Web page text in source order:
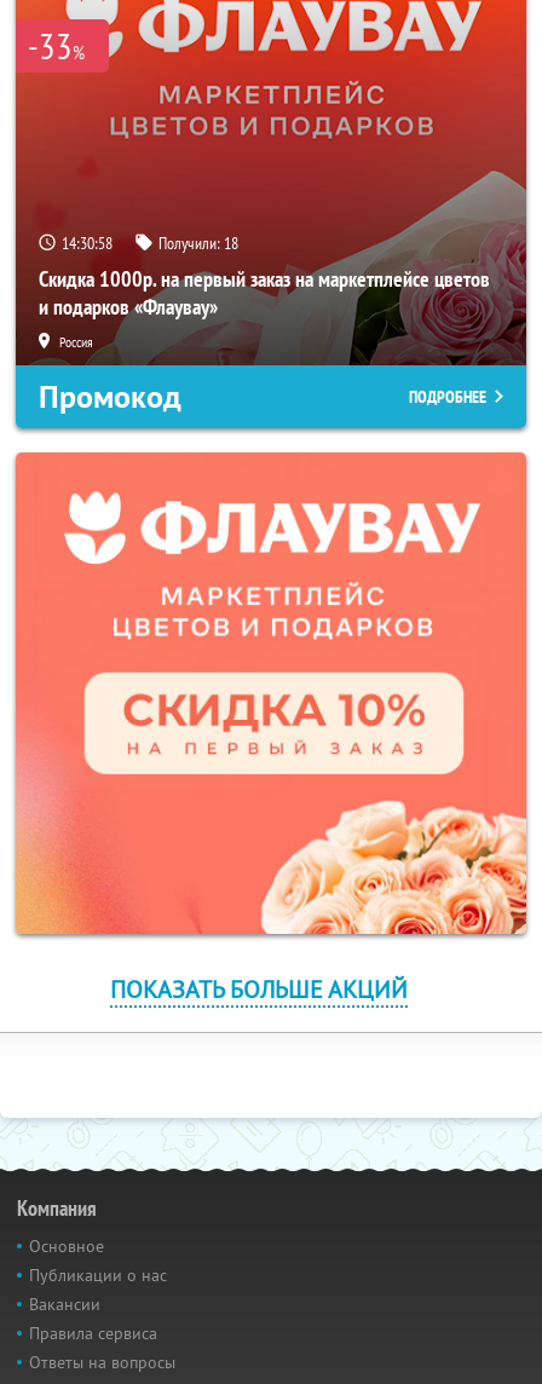
-33%
14:30:57 Получили: 18
Скидка 1000р. на первый заказ на маркетплейсе цветов
и подарков «Флаувау»
Россия
Промокод ПОДРОБНЕЕ
ПОКАЗАТЬ БОЛЬШЕ АКЦИЙ
Компания
Основное
Публикации о нас
Вакансии
Правила сервиса
Ответы на вопросы